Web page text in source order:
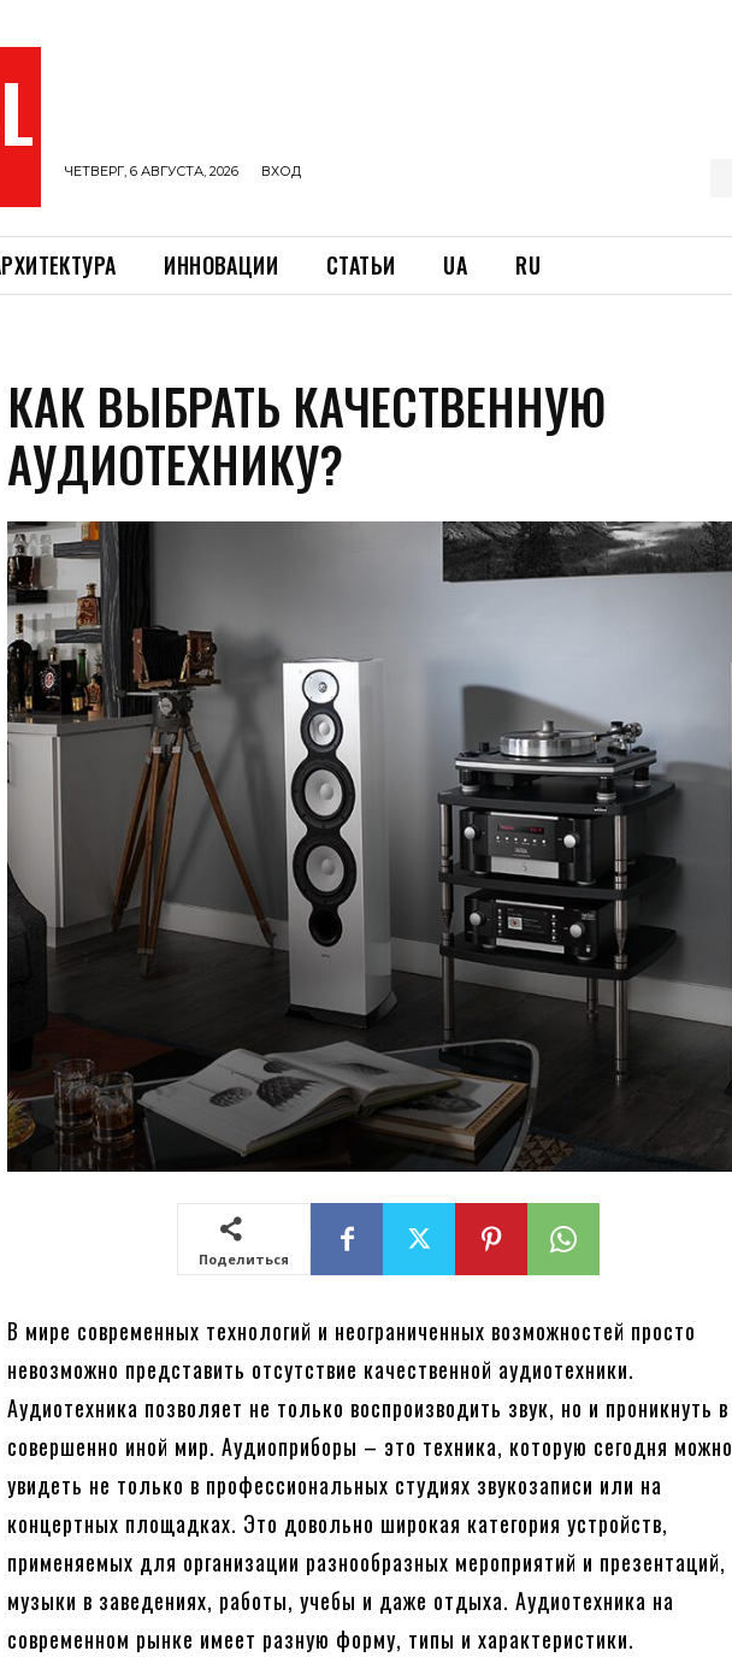
ЧЕТВЕРГ, 6 АВГУСТА, 2026 ВХОД
ИННОВАЦИИ СТАТЬИ UA RU
КАК ВЫБРАТЬ КАЧЕСТВЕННУЮ
АУДИОТЕХНИКУ?
Поделиться
В мире современных технологий и неограниченных возможностей просто
невозможно представить отсутствие качественной аудиотехники.
Аудиотехника позволяет не только воспроизводить звук, но и проникнуть в
совершенно иной мир. Аудиоприборы – это техника, которую сегодня можно
увидеть не только в профессиональных студиях звукозаписи или на
концертных площадках. Это довольно широкая категория устройств,
применяемых для организации разнообразных мероприятий и презентаций,
музыки в заведениях, работы, учебы и даже отдыха. Аудиотехника на
современном рынке имеет разную форму, типы и характеристики.